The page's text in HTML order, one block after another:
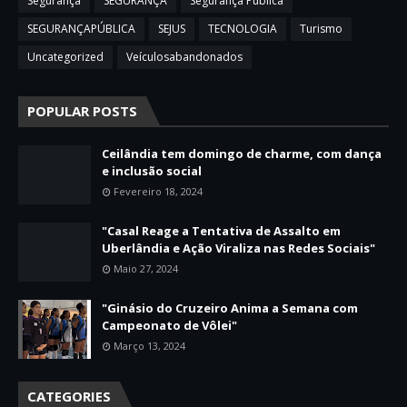
SEGURANÇAPÚBLICA
SEJUS TECNOLOGIA
Turismo
Uncategorized
Veículosabandonados
POPULAR POSTS
Ceilândia tem domingo de charme, com dança
e inclusão social
Fevereiro 18, 2024
"Casal Reage a Tentativa de Assalto em
Uberlândia e Ação Viraliza nas Redes Sociais"
Maio 27, 2024
"Ginásio do Cruzeiro Anima a Semana com
Campeonato de Vôlei"
Março 13, 2024
CATEGORIES